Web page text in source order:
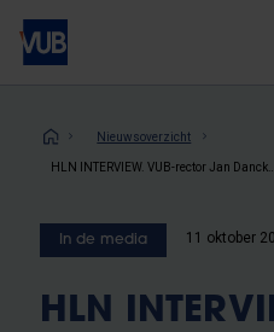
Overslaan
naar
inhoud
Nieuwsoverzicht
In de media 11 oktober
HLN